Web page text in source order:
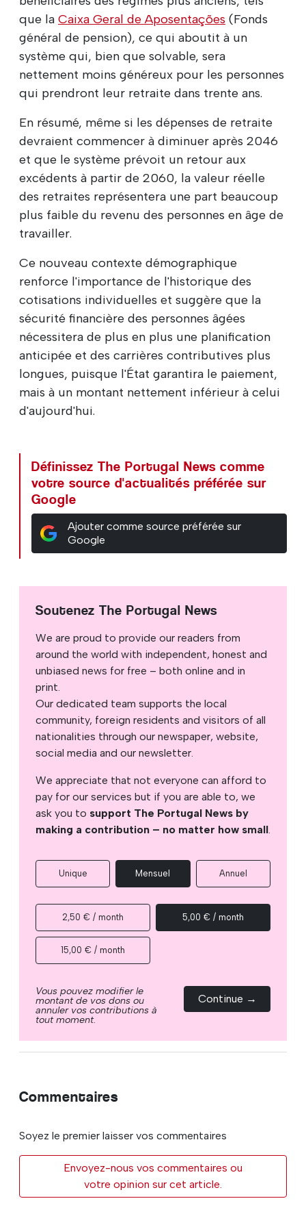
que la Caixa Geral de Aposentações (Fonds
général de pension), ce qui aboutit à un
système qui, bien que solvable, sera
nettement moins généreux pour les personnes
qui prendront leur retraite dans trente ans.
En résumé, même si les dépenses de retraite
devraient commencer à diminuer après 2046
et que le système prévoit un retour aux
excédents à partir de 2060, la valeur réelle
des retraites représentera une part beaucoup
plus faible du revenu des personnes en âge de
travailler.
Ce nouveau contexte démographique
renforce l'importance de l'historique des
cotisations individuelles et suggère que la
sécurité financière des personnes âgées
nécessitera de plus en plus une planification
anticipée et des carrières contributives plus
longues, puisque l'État garantira le paiement,
mais à un montant nettement inférieur à celui
d'aujourd'hui.
Définissez The Portugal News comme
votre source d'actualités préférée sur
Google
Ajouter comme source préférée sur
Google
Soutenez The Portugal News
We are proud to provide our readers from
around the world with independent, honest and
unbiased news for free – both online and in
print.
Our dedicated team supports the local
community, foreign residents and visitors of all
nationalities through our newspaper, website,
social media and our newsletter.
We appreciate that not everyone can afford to
pay for our services but if you are able to, we
ask you to support The Portugal News by
making a contribution – no matter how small.
Unique Mensuel Annuel
2,50 € / month 5,00 € / month
15,00 € / month
Vous pouvez modifier le
montant de vos dons ou
annuler vos contributions à
tout moment.
Continue →
Commentaires
Soyez le premier laisser vos commentaires
Envoyez-nous vos commentaires ou
votre opinion sur cet article.